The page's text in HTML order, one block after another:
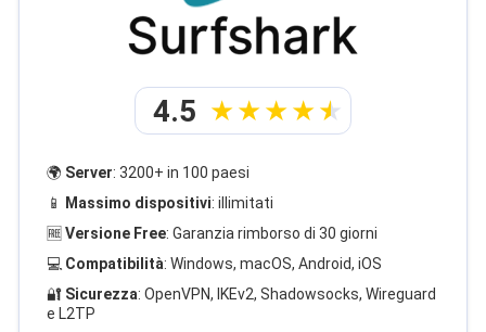
4.5
🌍 Server: 3200+ in 100 paesi
📱
Massimo dispositivi: illimitati
🆓Versione Free: Garanzia rimborso di 30 giorni
💻 Compatibilità: Windows, macOS, Android, iOS
🔐 Sicurezza: OpenVPN, IKEv2, Shadowsocks, Wireguard
e L2TP